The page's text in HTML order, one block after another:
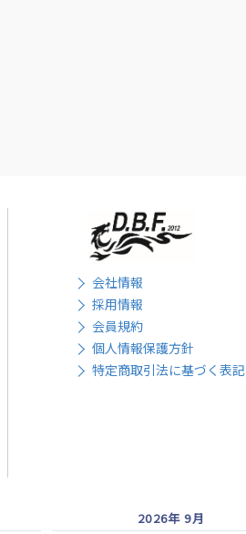
会社情報
採用情報
会員規約
個人情報保護方針
特定商取引法に基づく表記
2026年 9月